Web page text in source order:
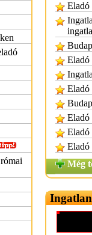
Eladó
Eladó
Eladó
Eladó
Eladó
Eladó
Még